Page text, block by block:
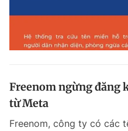
Freenom ngừng đăng
từ Meta
Freenom, công ty có các